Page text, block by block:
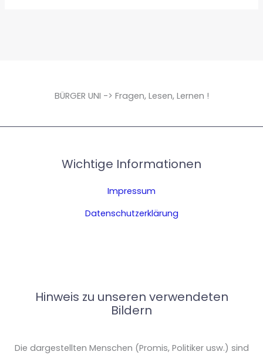
BÜRGER UNI -> Fragen, Lesen, Lernen !
Wichtige Informationen
Impressum
Datenschutzerklärung
Hinweis zu unseren verwendeten
Bildern
Die dargestellten Menschen (Promis, Politiker usw.) sind